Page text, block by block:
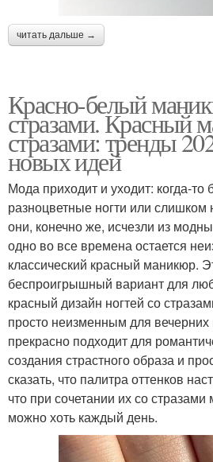
читать дальше →
Красно-белый
стразами. Красный
стразами: тренды
новых идей
Мода приходит и уходит: когда-
разноцветные ногти или
они, конечно же, исчезли из
одно во все времена остается
классический красный маникюр.
беспроигрышный вариант для
красный дизайн ногтей со
просто неизменным для вечерних
прекрасно подходит для
создания страстного образа и
сказать, что палитра оттенков
что при сочетании их со
можно хоть каждый день.